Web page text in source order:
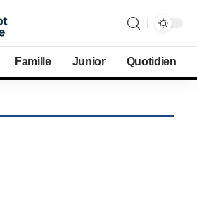
Famille Junior Quotidien